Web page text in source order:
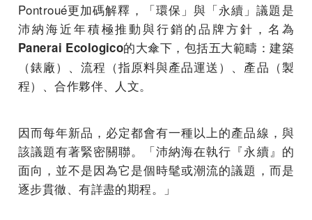
Pontroué更加碼解釋，「環保」與「永續」議題是
沛納海近年積極推動與行銷的品牌方針，名為
Panerai Ecologico的大傘下，包括五大範疇：建築
（錶廠）、流程（指原料與產品運送）、產品（製
程）、合作夥伴、人文。
因而每年新品，必定都會有一種以上的產品線，與
該議題有著緊密關聯。「沛納海在執行『永續』的
面向，並不是因為它是個時髦或潮流的議題，而是
逐步貫徹、有詳盡的期程。」